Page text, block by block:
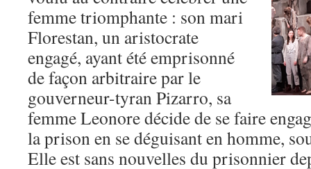
femme triomphante : son mari
Florestan, un aristocrate
engagé, ayant été emprisonné
de façon arbitraire par le
gouverneur-tyran Pizarro, sa
femme Leonore décide de se faire
la prison en se déguisant en homme,
Elle est sans nouvelles du prisonnier